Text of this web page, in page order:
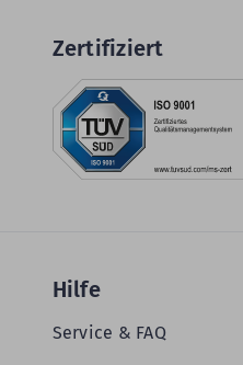
Zertifiziert
Hilfe
Service & FAQ